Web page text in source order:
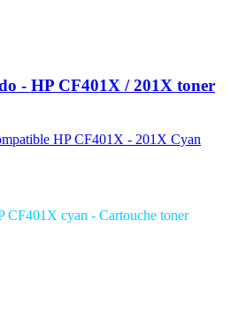
- HP CF401X / 201X toner
CF401X cyan - Cartouche toner